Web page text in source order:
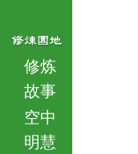
修炼
故事
空中
明慧